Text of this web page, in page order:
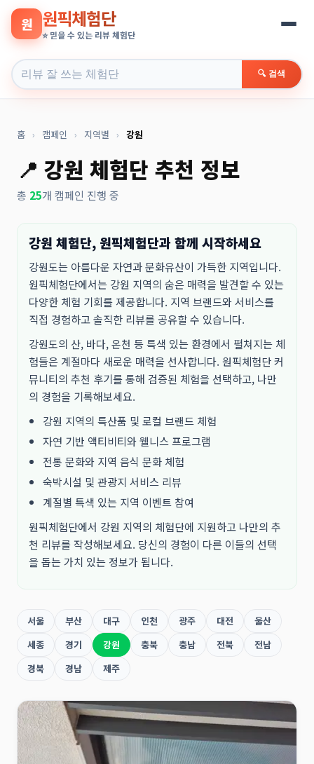
원 원픽체험단
⭐ 믿을 수 있는 리뷰 체험단
🔍 검색
홈 › 캠페인 › 지역별 › 강원
📍 강원 체험단 추천 정보
총 25개 캠페인 진행 중
강원 체험단, 원픽체험단과 함께 시작하세요
강원도는 아름다운 자연과 문화유산이 가득한 지역입니다.
원픽체험단에서는 강원 지역의 숨은 매력을 발견할 수 있는
다양한 체험 기회를 제공합니다. 지역 브랜드와 서비스를
직접 경험하고 솔직한 리뷰를 공유할 수 있습니다.
강원도의 산, 바다, 온천 등 특색 있는 환경에서 펼쳐지는 체
험들은 계절마다 새로운 매력을 선사합니다. 원픽체험단 커
뮤니티의 추천 후기를 통해 검증된 체험을 선택하고, 나만
의 경험을 기록해보세요.
강원 지역의 특산품 및 로컬 브랜드 체험
자연 기반 액티비티와 웰니스 프로그램
전통 문화와 지역 음식 문화 체험
숙박시설 및 관광지 서비스 리뷰
계절별 특색 있는 지역 이벤트 참여
원픽체험단에서 강원 지역의 체험단에 지원하고 나만의 추
천 리뷰를 작성해보세요. 당신의 경험이 다른 이들의 선택
을 돕는 가치 있는 정보가 됩니다.
서울 부산 대구 인천 광주 대전
울산
세종
경기 강원 충북 충남 전북
전남
경북
경남 제주